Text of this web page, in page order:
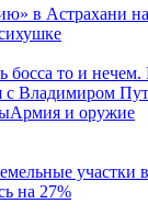
в Астрахани
босса то и
с Владимиром
Армия и оружие
участки
на 27%